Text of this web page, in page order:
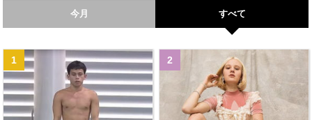
今月 すべて